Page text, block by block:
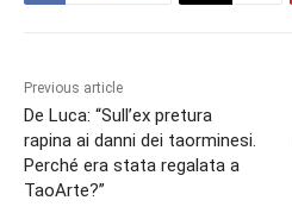
Previous article
De Luca: “Sull’ex pretura
rapina ai danni dei taorminesi.
Perché era stata regalata a
TaoArte?”